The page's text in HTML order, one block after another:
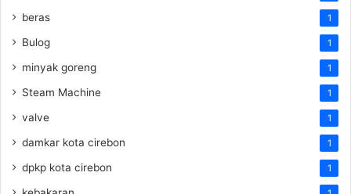
beras 1
Bulog 1
minyak goreng 1
Steam Machine 1
valve 1
damkar kota cirebon 1
dpkp kota cirebon 1